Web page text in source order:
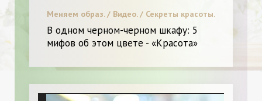
Меняем образ. / Видео. / Секреты красоты.
/ Я и Красота.
В одном черном-черном шкафу: 5
мифов об этом цвете - «Красота»